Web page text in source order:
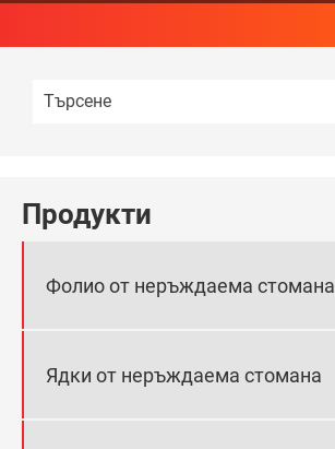
Продукти
Фолио от неръждаема стомана
Ядки от неръждаема стомана